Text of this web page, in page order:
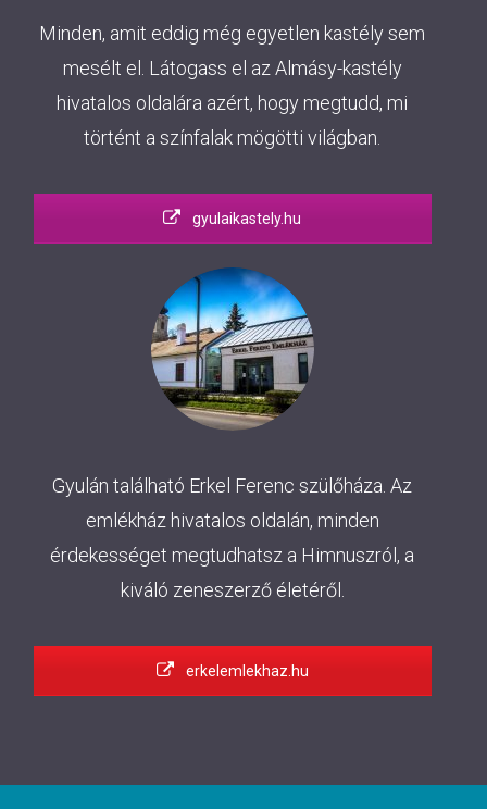
Minden, amit eddig még egyetlen kastély sem
mesélt el. Látogass el az Almásy-kastély
hivatalos oldalára azért, hogy megtudd, mi
történt a színfalak mögötti világban.
gyulaikastely.hu
Gyulán található Erkel Ferenc szülőháza. Az
emlékház hivatalos oldalán, minden
érdekességet megtudhatsz a Himnuszról, a
kiváló zeneszerző életéről.
erkelemlekhaz.hu